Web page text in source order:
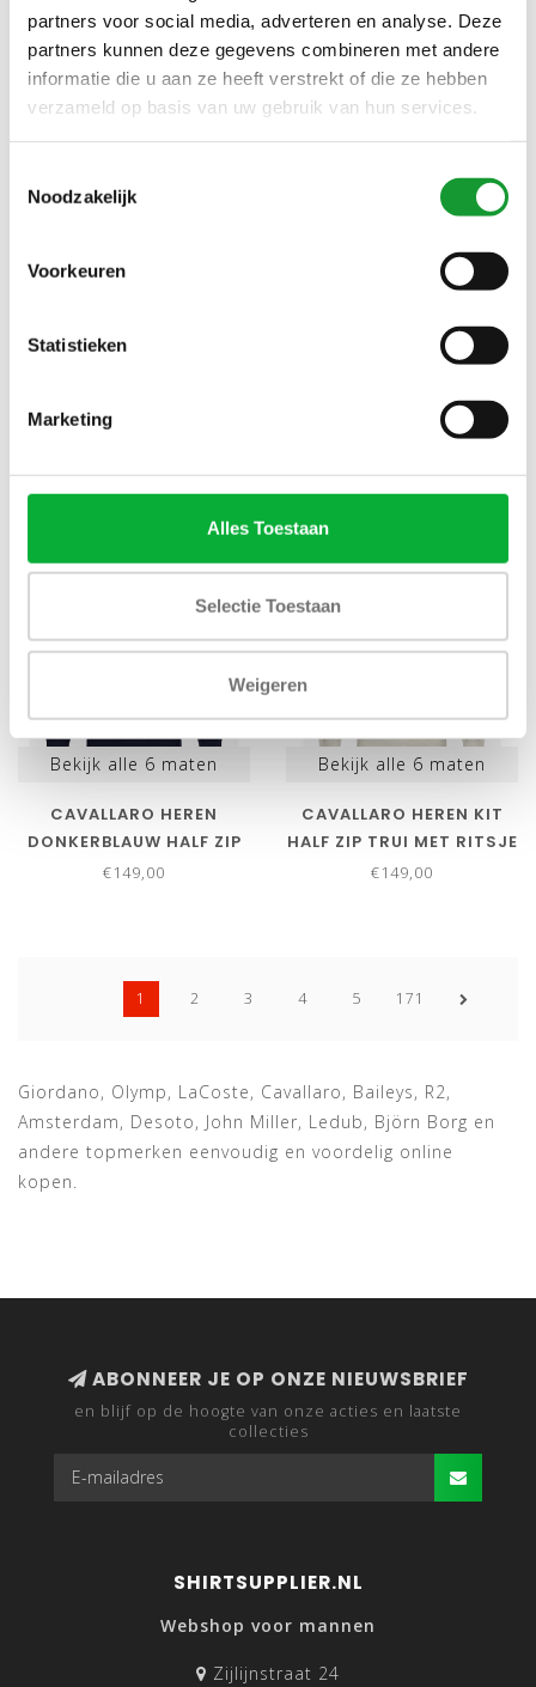
partners voor social media, adverteren en analyse. Deze
partners kunnen deze gegevens combineren met andere
informatie die u aan ze heeft verstrekt of die ze hebben
verzameld op basis van uw gebruik van hun services.
Noodzakelijk
Voorkeuren
Statistieken
Marketing
Alles Toestaan
Selectie Toestaan
Weigeren
NIEUW
KNITTED BRUIN LIGHT
€129,00
NIEUW
maten
PROFUOMO SLIM FIT
OVERHEMD JAPANESE
KNITTED DENIM BLUE
Bekijk alle 6 maten
CAVALLARO HEREN
DONKERBLAUW HALF ZIP
TRUI MET RITSJE
€149,00
Bekijk alle 6 maten
CAVALLARO HEREN KIT
HALF ZIP TRUI MET RITSJE
€149,00
1 2 3 4 5 171
Giordano, Olymp, LaCoste, Cavallaro, Baileys, R2,
Amsterdam, Desoto, John Miller, Ledub, Björn Borg en
andere topmerken eenvoudig en voordelig online
kopen.
ABONNEER JE OP ONZE NIEUWSBRIEF
en blijf op de hoogte van onze acties en laatste
collecties
SHIRTSUPPLIER.NL
Webshop voor mannen
Zijlijnstraat 24